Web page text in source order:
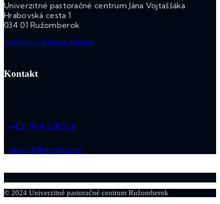
Univerzitné pastoračné centrum Jána Vojtaššáka
Hrabovská cesta 1
034 01 Ružomberok
Instagram FacebookYoutube
Kontakt
+421 904 738 966
upac.rk@gmail.com
© 2024 Univerzitné pastoračné centrum Ružomberok